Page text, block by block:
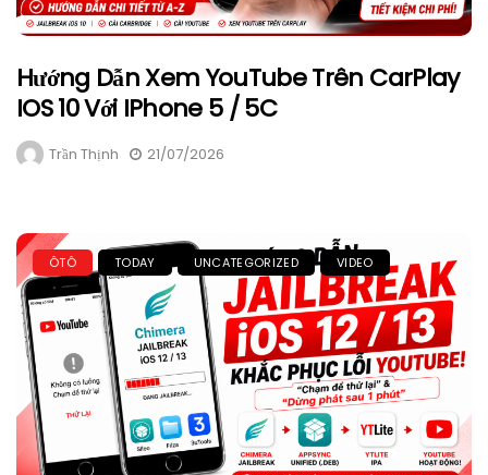
Hướng Dẫn Xem YouTube Trên CarPlay
IOS 10 Với IPhone 5 / 5C
Trần Thịnh 21/07/2026
ÔTÔ TODAY UNCATEGORIZED VIDEO